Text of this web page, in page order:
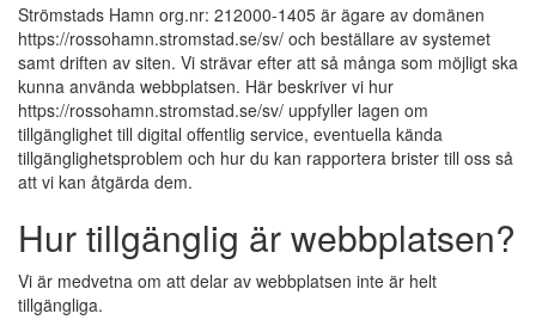
Strömstads Hamn org.nr: 212000-1405 är ägare av domänen
https://rossohamn.stromstad.se/sv/ och beställare av systemet
samt driften av siten. Vi strävar efter att så många som möjligt ska
kunna använda webbplatsen. Här beskriver vi hur
https://rossohamn.stromstad.se/sv/ uppfyller lagen om
tillgänglighet till digital offentlig service, eventuella kända
tillgänglighetsproblem och hur du kan rapportera brister till oss så
att vi kan åtgärda dem.
Hur tillgänglig är webbplatsen?
Vi är medvetna om att delar av webbplatsen inte är helt
tillgängliga.